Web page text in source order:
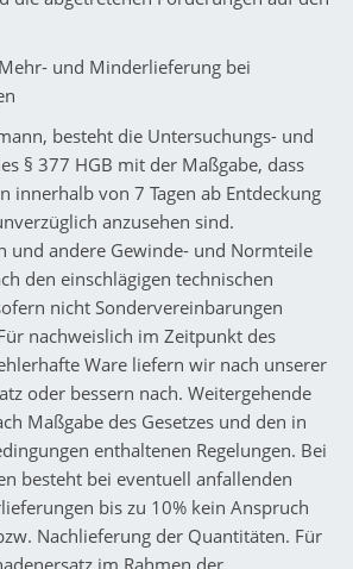
und Minderlieferung bei
besteht die Untersuchungs- und
§ 377 HGB mit der Maßgabe, dass
innerhalb von 7 Tagen ab Entdeckung
anzusehen sind.
und andere Gewinde- und Normteile
den einschlägigen technischen
nicht Sondervereinbarungen
nachweislich im Zeitpunkt des
Ware liefern wir nach unserer
oder bessern nach. Weitergehende
Maßgabe des Gesetzes und den in
enthaltenen Regelungen. Bei
besteht bei eventuell anfallenden
bis zu 10% kein Anspruch
Nachlieferung der Quantitäten. Für
im Rahmen der